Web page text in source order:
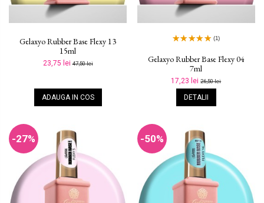
Gelaxyo Rubber Base Flexy 13
15ml
23,75 lei47,50 lei
ADAUGA IN COS
(1)
Gelaxyo Rubber Base Flexy 04
7ml
17,23 lei26,50 lei
DETALII
-27% -50%